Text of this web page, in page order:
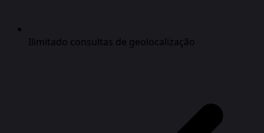
Ilimitado consultas de geolocalização